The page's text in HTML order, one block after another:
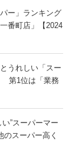
ー」ランキング
番町店」【2024
うれしい「スー
第1位は「業務
”スーパーマー
スーパー高く